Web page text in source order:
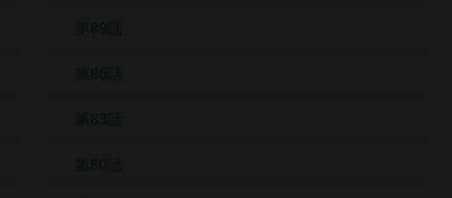
第89話
第86話
第83話
第80話